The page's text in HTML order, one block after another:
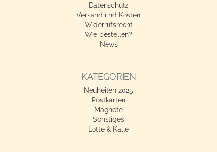
Datenschutz
Versand und Kosten
Widerrufsrecht
Wie bestellen?
News
KATEGORIEN
Neuheiten 2025
Postkarten
Magnete
Sonstiges
Lotte & Kalle